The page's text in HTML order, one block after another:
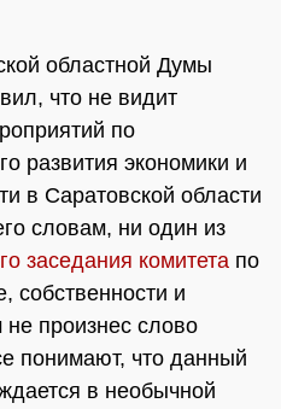
областной Думы
что не видит
по
развития экономики и
в Саратовской области
словам, ни один из
заседания комитета по
собственности и
произнес слово
понимают, что данный
в необычной